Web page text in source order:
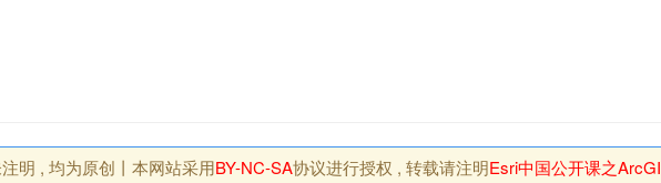
明 , 均为原创丨本网站采用BY-NC-SA协议进行授权 , 转载请注明Esri中国公开课之ArcGI